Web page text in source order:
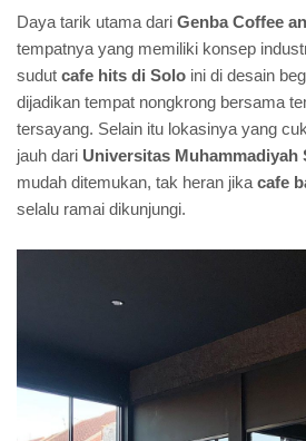
Daya tarik utama dari Genba Coffee
tempatnya yang memiliki konsep
sudut cafe hits di Solo ini di desain
dijadikan tempat nongkrong bersama
tersayang. Selain itu lokasinya yang
jauh dari Universitas Muhammadiyah
mudah ditemukan, tak heran jika cafe
selalu ramai dikunjungi.